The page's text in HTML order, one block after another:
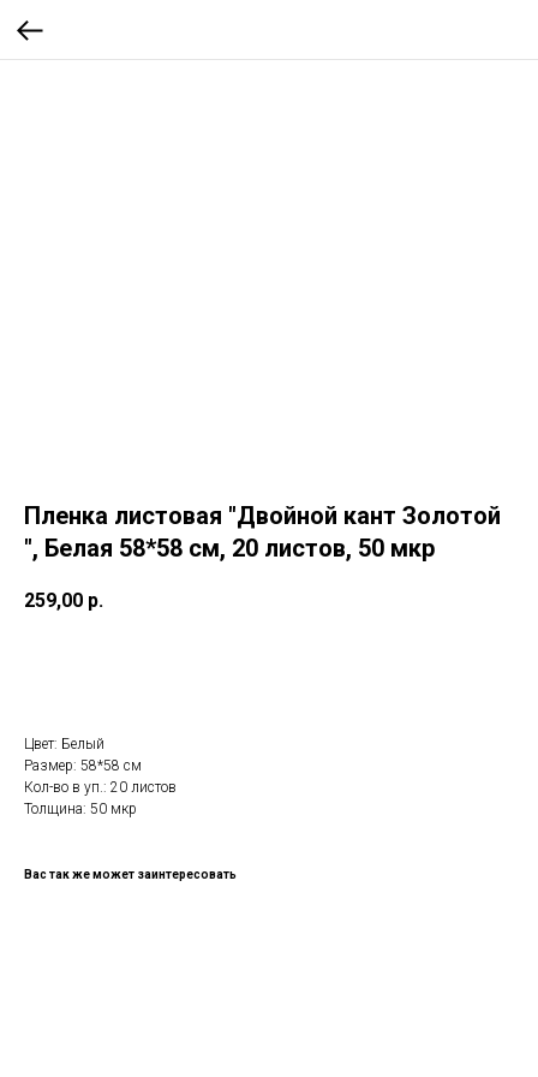
Пленка листовая "Двойной кант Золотой
", Белая 58*58 см, 20 листов, 50 мкр
259,00 р.
Цвет: Белый
Размер: 58*58 см
Кол-во в уп.: 20 листов
Толщина: 50 мкр
Вас так же может заинтересовать